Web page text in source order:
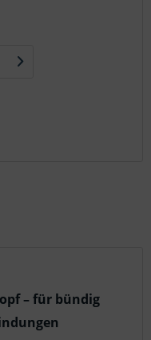
verwendet, wo ein
eine zusätzliche
– für bündig